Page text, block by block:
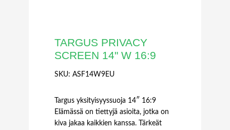
TARGUS PRIVACY
SCREEN 14" W 16:9
SKU: ASF14W9EU
Targus yksityisyyssuoja 14″ 16:9
Elämässä on tiettyjä asioita, jotka on
kiva jakaa kaikkien kanssa. Tärkeät